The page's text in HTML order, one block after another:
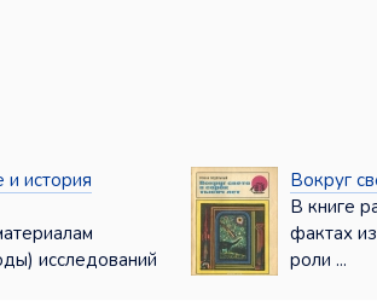
история
исследований
Вокруг
В книге
фактах
роли ...